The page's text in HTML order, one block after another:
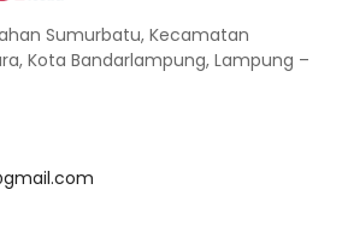
Sumurbatu, Kecamatan
Kota Bandarlampung, Lampung –